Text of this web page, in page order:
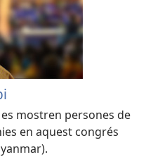
mostren persones de
en aquest congrés